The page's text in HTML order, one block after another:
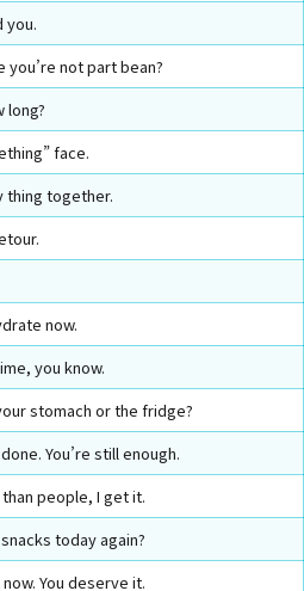
you.
you’re not part bean?
long?
face.
thing together.
now.
you know.
stomach or the fridge?
You’re still enough.
people, I get it.
today again?
You deserve it.